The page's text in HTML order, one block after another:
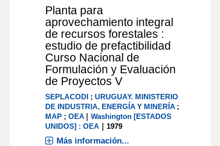
Planta para
aprovechamiento integral
de recursos forestales :
estudio de prefactibilidad
Curso Nacional de
Formulación y Evaluación
de Proyectos V
SEPLACODI ;URUGUAY. MINISTERIO
DE INDUSTRIA, ENERGÍA Y MINERÍA ;
MAP ;OEA |Washington [ESTADOS
UNIDOS] : OEA | 1979
Más información...